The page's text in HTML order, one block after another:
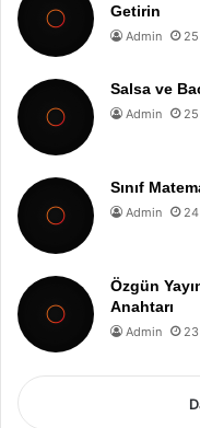
Getirin
Admin
Salsa ve
Admin
Sınıf
Admin
Özgün
Anahtarı
Admin